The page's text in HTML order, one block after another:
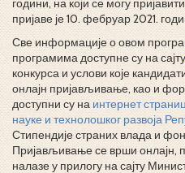
години, на који се могу
пријаве је 10. фебруар 2021.
Све информације о овом
програмима доступне су на сајту
конкурса и услови које
онлајн пријављивање, као и
доступни су наинтернет
науке и технолошког развоја
Стипендије страних влада и
Пријављивање се врши онлајн,
налазе у прилогу на сајту